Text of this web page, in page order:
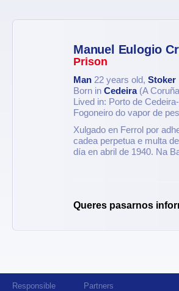
Manuel Eulogio
Prison
Man 22 years old, Stoker
Born in Cedeira(A
Lived in: Porto de
Fogoneiro do vapor de
Xulgado en Ferrol por
cadea perpetua e multa
día en abril de 1940. Na
Queres pasarnos
Responsible Partners